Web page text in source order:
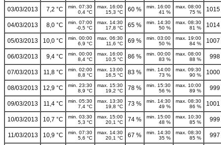
03/03/2013 7,2 °C
min. 07:30
0,4 °C
max. 16:00
15,3 °C
60 %
min. 16:00
41 %
max. 08:00
75 %
04/03/2013 8,0 °C
min. 07:00
-0,5 °C
max. 14:30
17,8 °C
65 %
min. 14:30
50 %
max. 08:30
81 %
05/03/2013 10,0 °C
min. 00:00
6,9 °C
max. 06:30
11,6 °C
69 %
min. 03:00
50 %
max. 19:00
84 %
06/03/2013 9,4 °C
min. 00:00
8,4 °C
max. 16:00
10,5 °C
86 %
min. 00:00
83 %
max. 08:00
88 %
998
07/03/2013 11,8 °C
min. 02:00
8,8 °C
max. 13:00
16,5 °C
83 %
min. 14:00
73 %
max. 09:30
90 %
08/03/2013 12,9 °C
min. 23:30
8,9 °C
max. 15:30
19,2 °C
78 %
min. 15:30
56 %
max. 10:00
89 %
999
09/03/2013 11,4 °C
min. 05:30
7,4 °C
max. 13:30
19,8 °C
73 %
min. 14:30
49 %
max. 08:30
86 %
10/03/2013 10,7 °C
min. 03:30
5,3 °C
max. 15:00
20,1 °C
74 %
min. 15:00
48 %
max. 10:30
85 %
999
11/03/2013 10,9 °C
min. 07:30
5,6 °C
max. 14:30
20,1 °C
67 %
min. 14:30
35 %
max. 08:30
85 %
997